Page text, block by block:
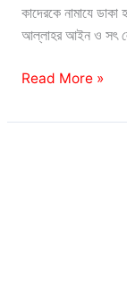
কাদেরকে নামাযে
আল্লাহর আইন ও সৎ
অধ্যাপক
আযম:
Read More »